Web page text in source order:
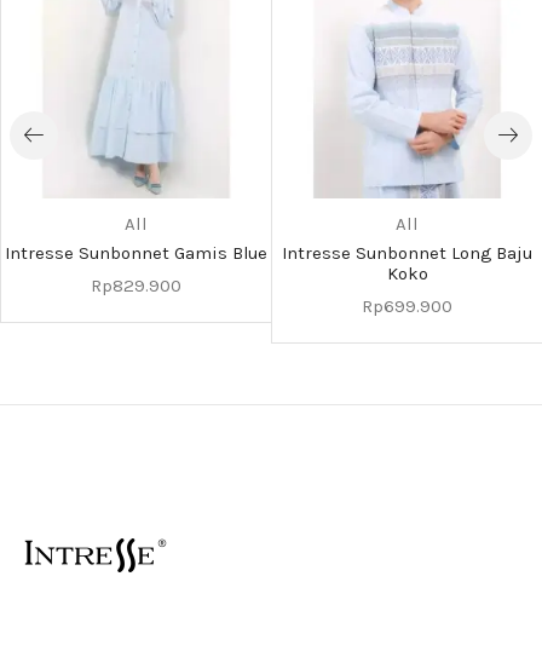
All
Intresse Sunbonnet Gamis Blue
Rp829.900
All
Intresse Sunbonnet Long Baju
Koko
Rp699.900